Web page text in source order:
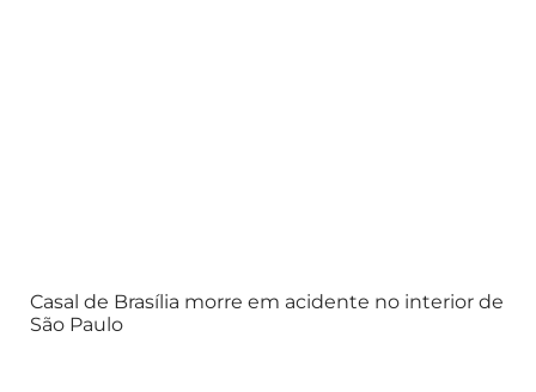
Casal de Brasília morre em acidente no interior de
São Paulo